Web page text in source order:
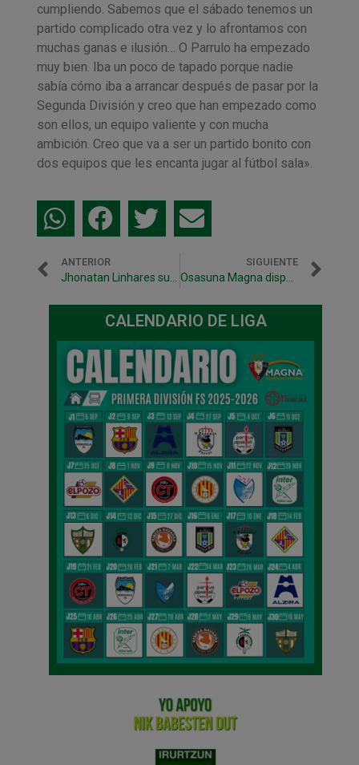
cumpliendo. Sabemos que el sábado tenemos un
partido complicado otra vez y lo afrontamos con
muchas ganas e ilusión… O Parrulo ha empezado
muy bien. Iba un poco de tapado porque nadie
sabía cómo iba a arrancar después de pasar por la
Segunda División y creo que han empezado como
son ellos, un equipo valiente y con mucha
ambición. Creo que va a ser un partido bonito con
dos equipos que les encanta jugar al fútbol sala».
ANTERIOR
Jhonatan Linhares sufre un esguince grado 1 en su rodilla izquierda
SIGUIENTE
Osasuna Magna disputará en octubre tres partidos consecutivos en Anaitasuna
CALENDARIO DE LIGA